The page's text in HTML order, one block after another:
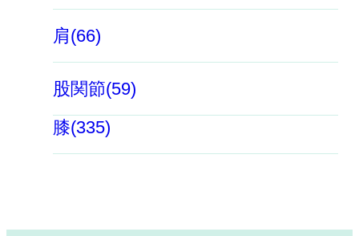
肩(66)
股関節(59)
膝(335)